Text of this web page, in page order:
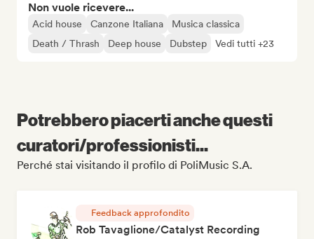
Non vuole ricevere...
Acid house Canzone Italiana
Musica classica
Death / Thrash
Deep house Dubstep Vedi tutti +23
Potrebbero piacerti anche questi
curatori/professionisti...
Perché stai visitando il profilo di PoliMusic S.A.
Feedback approfondito
Rob Tavaglione/Catalyst Recording